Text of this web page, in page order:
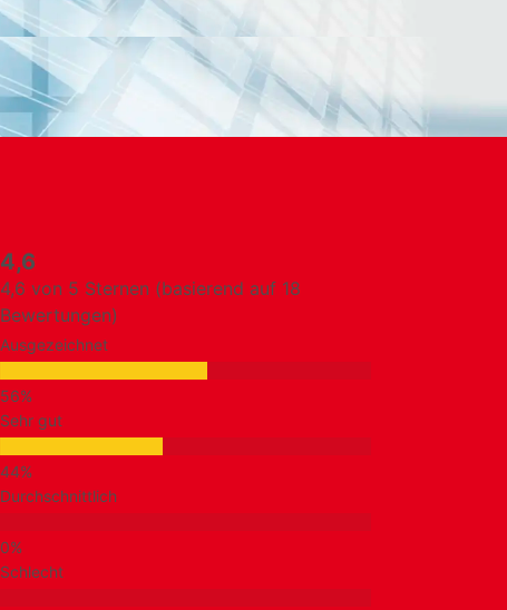
4,6
4,6 von 5 Sternen (basierend auf 18
Bewertungen)
Ausgezeichnet
Sehr gut
Durchschnittlich
Schlecht